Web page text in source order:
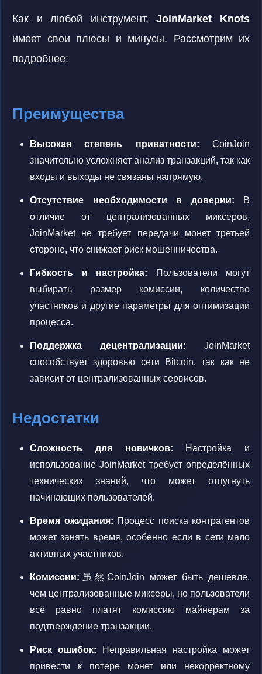
Как и любой инструмент,JoinMarket Knots
имеет свои плюсы и минусы. Рассмотрим их
подробнее:
Преимущества
Высокая степень приватности: CoinJoin
значительно усложняет анализ транзакций, так как
входы и выходы не связаны напрямую.
Отсутствие необходимости в доверии: В
отличие от централизованных миксеров,
JoinMarket не требует передачи монет третьей
стороне, что снижает риск мошенничества.
Гибкость и настройка: Пользователи могут
выбирать размер комиссии, количество
участников и другие параметры для оптимизации
процесса.
Поддержка децентрализации: JoinMarket
способствует здоровью сети Bitcoin, так как не
зависит от централизованных сервисов.
Недостатки
Сложность для новичков: Настройка и
использование JoinMarket требует определённых
технических знаний, что может отпугнуть
начинающих пользователей.
Время ожидания: Процесс поиска контрагентов
может занять время, особенно если в сети мало
активных участников.
Комиссии: 虽然CoinJoin может быть дешевле,
чем централизованные миксеры, но пользователи
всё равно платят комиссию майнерам за
подтверждение транзакции.
Риск ошибок: Неправильная настройка может
привести к потере монет или некорректному